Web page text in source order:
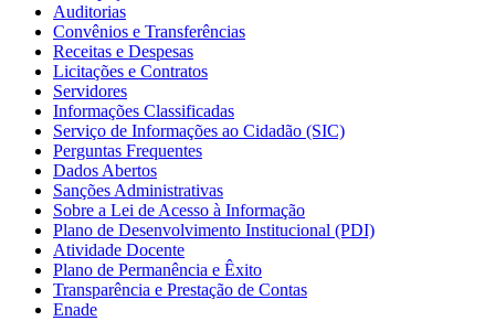
Auditorias
Convênios e Transferências
Receitas e Despesas
Licitações e Contratos
Servidores
Informações Classificadas
Serviço de Informações ao Cidadão (SIC)
Perguntas Frequentes
Dados Abertos
Sanções Administrativas
Sobre a Lei de Acesso à Informação
Plano de Desenvolvimento Institucional (PDI)
Atividade Docente
Plano de Permanência e Êxito
Transparência e Prestação de Contas
Enade